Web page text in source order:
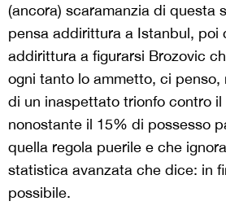
(ancora) scaramanzia di questa
pensa addirittura a Istanbul, poi
addirittura a figurarsi Brozovic
ogni tanto lo ammetto, ci
di un inaspettato trionfo contro
nonostante il 15% di possesso
quella regola puerile e che
statistica avanzata che dice: in
possibile.